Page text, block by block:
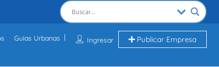
Ingresar Publicar Empresa
Guias Urbanas